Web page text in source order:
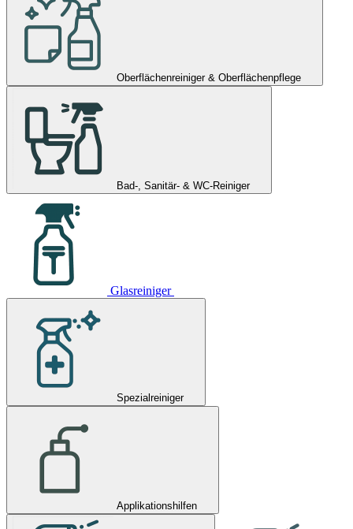
Oberflächenreiniger & Oberflächenpflege
Bad-, Sanitär- & WC-Reiniger
Glasreiniger
Spezialreiniger
Applikationshilfen